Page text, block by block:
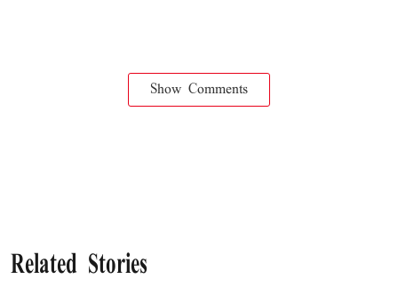
Show Comments
Related Stories